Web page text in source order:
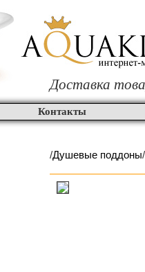
Доставка
Контакты
/Душевые поддоны/